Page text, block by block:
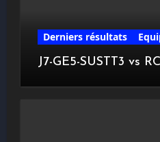
Derniers résultats
J7-GE5-SUSTT3 vs